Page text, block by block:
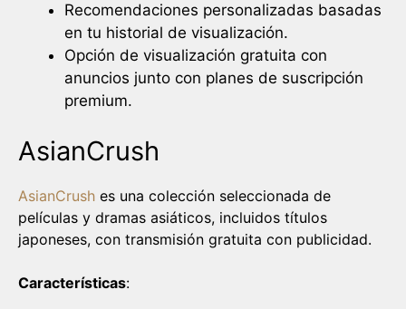
Recomendaciones personalizadas basadas
en tu historial de visualización.
Opción de visualización gratuita con
anuncios junto con planes de suscripción
premium.
AsianCrush
AsianCrush es una colección seleccionada de
películas y dramas asiáticos, incluidos títulos
japoneses, con transmisión gratuita con publicidad.
Características: